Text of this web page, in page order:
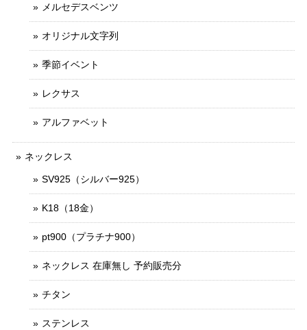
メルセデスベンツ
オリジナル文字列
季節イベント
レクサス
アルファベット
ネックレス
SV925（シルバー925）
K18（18金）
pt900（プラチナ900）
ネックレス 在庫無し 予約販売分
チタン
ステンレス